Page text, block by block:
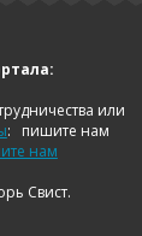
или
:
пишите нам
нам
Свист.